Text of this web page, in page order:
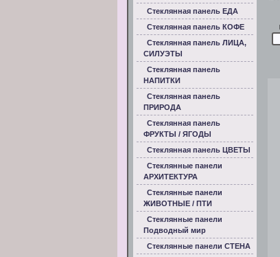
Стеклянная панель ЕДА
Стеклянная панель КОФЕ
Стеклянная панель ЛИЦА,
СИЛУЭТЫ
Стеклянная панель
НАПИТКИ
Стеклянная панель
ПРИРОДА
Стеклянная панель
ФРУКТЫ / ЯГОДЫ
Стеклянная панель ЦВЕТЫ
Стеклянные панели
АРХИТЕКТУРА
Стеклянные панели
ЖИВОТНЫЕ / ПТИ
Стеклянные панели
Подводный мир
Стеклянные панели СТЕНА